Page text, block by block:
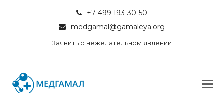
+7 499 193-30-50
medgamal@gamaleya.org
Заявить о нежелательном явлении